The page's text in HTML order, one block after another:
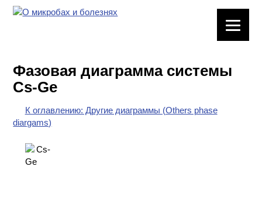
ХИМИЧЕСКАЯ
ПОСУДА
ВРЕДНЫЕ
ФАКТОРЫ
Фазовая диаграмма системы
Cs-Ge
К оглавлению: Другие диаграммы (Others phase
diargams)